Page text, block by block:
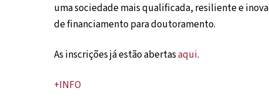
uma sociedade mais qualificada, resiliente e
de financiamento para doutoramento.
As inscrições já estão abertasaqui.
+INFO